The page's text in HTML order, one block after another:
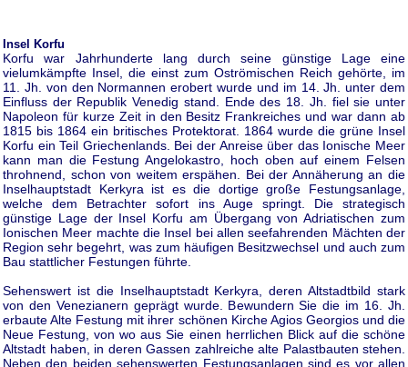
Insel Korfu
Korfu war Jahrhunderte lang durch seine günstige Lage eine
vielumkämpfte Insel, die einst zum Oströmischen Reich gehörte, im
11. Jh. von den Normannen erobert wurde und im 14. Jh. unter dem
Einfluss der Republik Venedig stand. Ende des 18. Jh. fiel sie unter
Napoleon für kurze Zeit in den Besitz Frankreiches und war dann ab
1815 bis 1864 ein britisches Protektorat. 1864 wurde die grüne Insel
Korfu ein Teil Griechenlands. Bei der Anreise über das Ionische Meer
kann man die Festung Angelokastro, hoch oben auf einem Felsen
throhnend, schon von weitem erspähen. Bei der Annäherung an die
Inselhauptstadt Kerkyra ist es die dortige große Festungsanlage,
welche dem Betrachter sofort ins Auge springt. Die strategisch
günstige Lage der Insel Korfu am Übergang von Adriatischen zum
Ionischen Meer machte die Insel bei allen seefahrenden Mächten der
Region sehr begehrt, was zum häufigen Besitzwechsel und auch zum
Bau stattlicher Festungen führte.
Sehenswert ist die Inselhauptstadt Kerkyra, deren Altstadtbild stark
von den Venezianern geprägt wurde. Bewundern Sie die im 16. Jh.
erbaute Alte Festung mit ihrer schönen Kirche Agios Georgios und die
Neue Festung, von wo aus Sie einen herrlichen Blick auf die schöne
Altstadt haben, in deren Gassen zahlreiche alte Palastbauten stehen.
Neben den beiden sehenswerten Festungsanlagen sind es vor allen